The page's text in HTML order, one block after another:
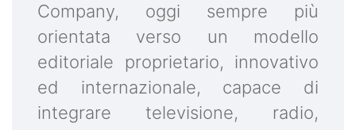
Company, oggi sempre più
orientata verso un modello
editoriale proprietario, innovativo
ed internazionale, capace di
integrare televisione, radio,